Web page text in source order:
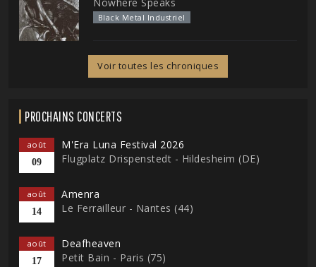
Black Metal Industriel
Voir toutes les chroniques
PROCHAINS CONCERTS
août
09
M'Era Luna Festival 2026
Flugplatz Drispenstedt - Hildesheim (DE)
août
14
Amenra
Le Ferrailleur - Nantes (44)
août
17
Deafheaven
Petit Bain - Paris (75)